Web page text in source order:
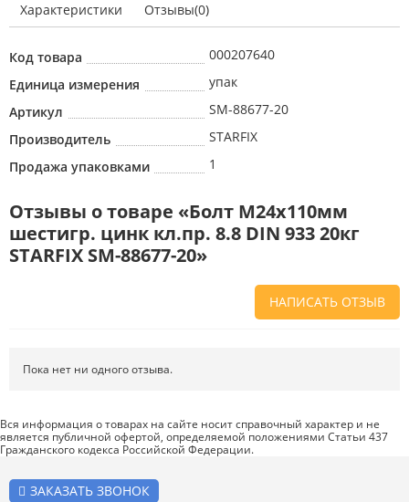
Характеристики Отзывы(0)
Код товара
000207640
Единица измерения
упак
Артикул
SM-88677-20
Производитель
STARFIX
Продажа упаковками
1
Отзывы о товаре «Болт М24х110мм
шестигр. цинк кл.пр. 8.8 DIN 933 20кг
STARFIX SM-88677-20»
НАПИСАТЬ ОТЗЫВ
не ошиблись в своем выборе.
Доставка. Как был упакован товар? Доставили ли его вам в
оговоренный срок?
Товар . Качественный? Какие его плюсы и минусы?
Пока нет ни одного отзыва.
Вся информация о товарах на сайте носит справочный характер и не
является публичной офертой, определяемой положениями Статьи 437
Гражданского кодекса Российской Федерации.
ЗАКАЗАТЬ ЗВОНОК